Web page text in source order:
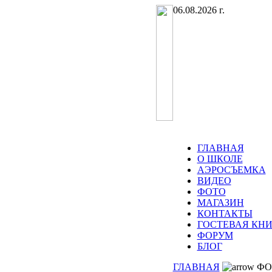
06.08.2026 г.
ГЛАВНАЯ
О ШКОЛЕ
АЭРОСЪЕМКА
ВИДЕО
ФОТО
МАГАЗИН
КОНТАКТЫ
ГОСТЕВАЯ
ФОРУМ
БЛОГ
ГЛАВНАЯ